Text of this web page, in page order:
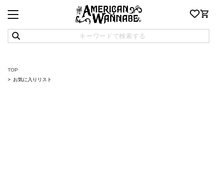
TOP
お気に入りリスト